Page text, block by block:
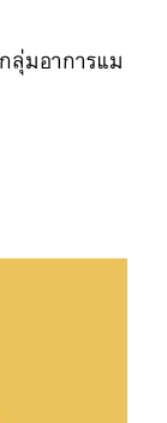
ลุ่มอาการแม